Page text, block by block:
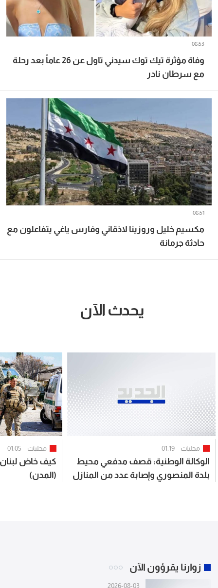
وفاة مؤثرة تيك توك سيدني تاول عن 26 عاماً بعد رحلة
مع سرطان نادر
08:53
مكسيم خليل وروزينا لاذقاني وفارس ياغي يتفاعلون مع
حادثة جرمانة
08:51
يحدث الآن
محليات 01:19
الوكالة الوطنية: قصف مدفعي محيط
بلدة المنصوري وإصابة عدد من المنازل
محليات 01:05
كيف خاض
(المدن)
زوارنا يقرؤون الآن
2026-08-03